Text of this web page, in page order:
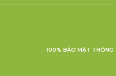
100% BẢO MẬT THÔNG